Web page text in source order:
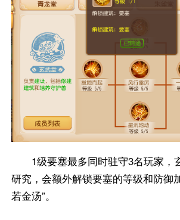
1级要塞最多同时驻守3名玩家，
研究，会额外解锁要塞的等级和防御
若金汤”。